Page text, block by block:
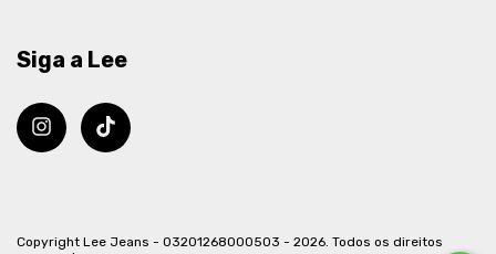
Siga a Lee
Copyright Lee Jeans - 03201268000503 - 2026. Todos os direitos